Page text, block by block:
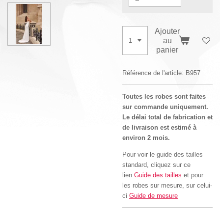
Ajouter
au
panier
Référence de l'article: B957
Toutes les robes sont faites
sur commande uniquement.
Le délai total de fabrication et
de livraison est estimé à
environ 2 mois.
Pour voir le guide des tailles
standard, cliquez sur ce
lien Guide des tailles et pour
les robes sur mesure, sur celui-
ci Guide de mesure